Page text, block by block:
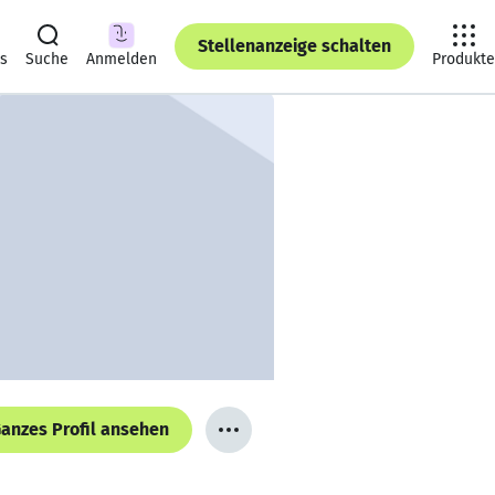
Suche Anmelden
Stellenanzeige schalten
Produkte
Profil ansehen